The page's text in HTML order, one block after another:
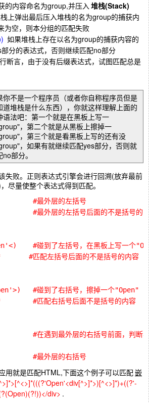
的内容命名为group,并压入 堆栈(Stack)
上弹出最后压入堆栈的名为group的捕获内
为空，则本分组的匹配失败
如果堆栈上存在以名为group的捕获内容的
分的表达式，否则继续匹配no部分
断言，由于没有后缀表达式，试图匹配总是
你不是一个程序员（或者你自称程序员但是
道堆栈是什么东西），你就这样理解上面的
语法吧：第一个就是在黑板上写一
，第二个就是从黑板上擦掉一
，第三个就是看黑板上写的还有没
，如果有就继续匹配yes部分，否则就
no部分。
失败。正则表达式引擎会进行回溯(放弃最前
尽量使整个表达式得到匹配。
#最外层的左括号
#最外层的左括号后面的不是括号的
#碰到了左括号，在黑板上写一个
#匹配左括号后面的不是括号的内容
#碰到了右括号，擦掉一个"Open"
#匹配右括号后面不是括号的内容
#在遇到最外层的右括号前面，判断
#最外层的右括号
用就是匹配HTML,下面这个例子可以匹配嵌
div> .